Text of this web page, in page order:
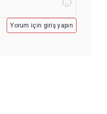
Yorum için giriş yapın